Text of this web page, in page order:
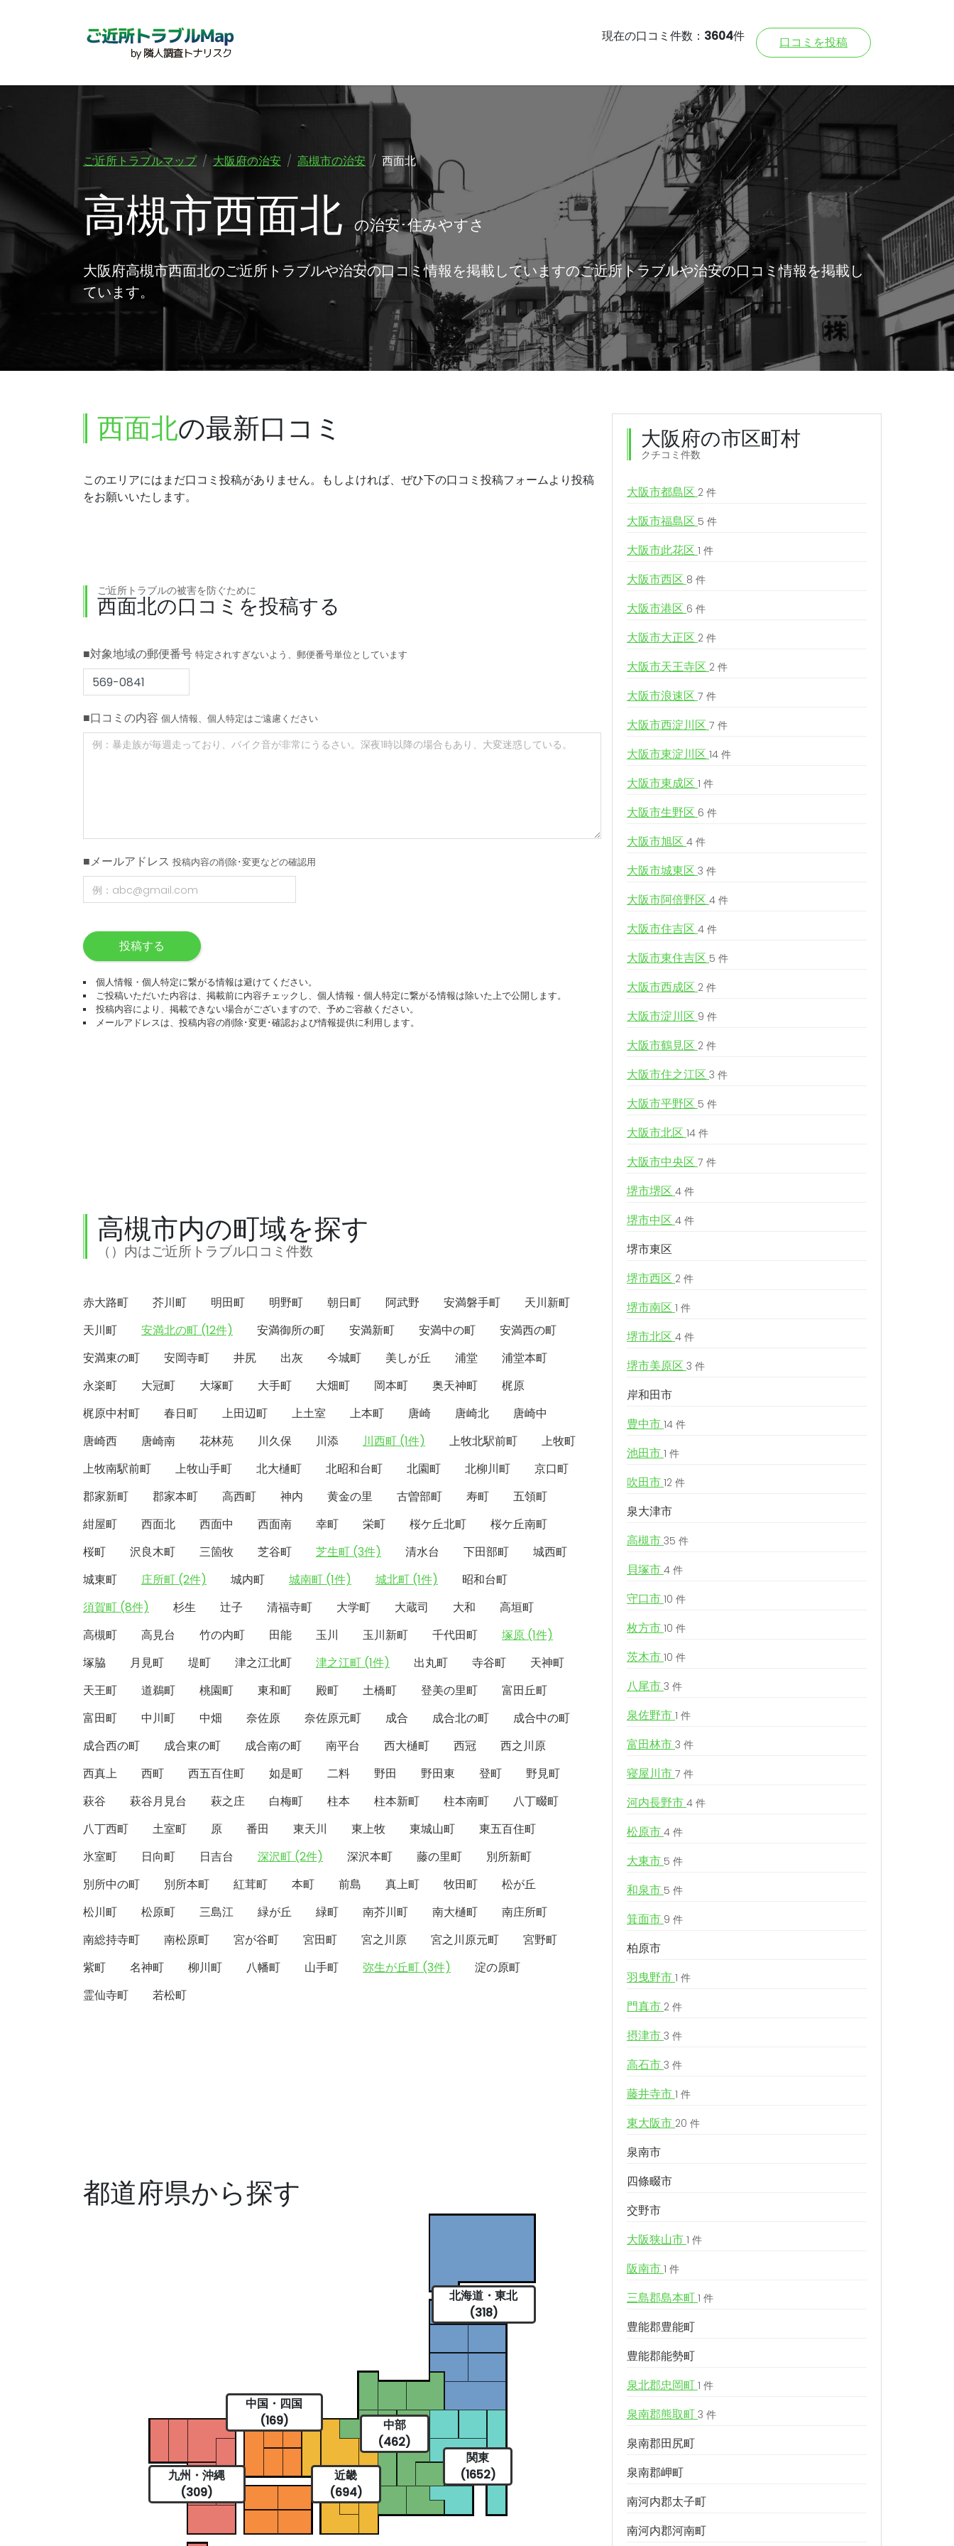
現在の口コミ件数： 3604件 口コミを投稿
ご近所トラブルマップ 大阪府の治安 高槻市の治安 西面北
高槻市西面北 の治安･住みやすさ
大阪府高槻市西面北のご近所トラブルや治安の口コミ情報を掲載していますのご近所トラブルや治安の口コミ情報を掲載し
ています。
西面北の最新口コミ
このエリアにはまだ口コミ投稿がありません。もしよければ、ぜひ下の口コミ投稿フォームより投稿
をお願いいたします。
ご近所トラブルの被害を防ぐために
西面北の口コミを投稿する
■対象地域の郵便番号 特定されすぎないよう、郵便番号単位としています
■口コミの内容 個人情報、個人特定はご遠慮ください
■メールアドレス 投稿内容の削除･変更などの確認用
投稿する
個人情報・個人特定に繋がる情報は避けてください。
ご投稿いただいた内容は、掲載前に内容チェックし、個人情報・個人特定に繋がる情報は除いた上で公開します。
投稿内容により、掲載できない場合がございますので、予めご容赦ください。
メールアドレスは、投稿内容の削除･変更･確認および情報提供に利用します。
高槻市内の町域を探す
（）内はご近所トラブル口コミ件数
赤大路町 芥川町 明田町 明野町 朝日町 阿武野 安満磐手町
天川新町
天川町
安満北の町 (12件) 安満御所の町 安満新町 安満中の町
安満西の町
安満東の町
安岡寺町 井尻 出灰 今城町 美しが丘 浦堂
浦堂本町
永楽町
大冠町 大塚町 大手町 大畑町 岡本町 奥天神町
梶原
梶原中村町
春日町 上田辺町 上土室 上本町 唐崎 唐崎北
唐崎中
唐崎西
唐崎南 花林苑 川久保 川添 川西町 (1件) 上牧北駅前町
上牧町
上牧南駅前町
上牧山手町 北大樋町 北昭和台町 北園町 北柳川町
京口町
郡家新町
郡家本町 高西町 神内 黄金の里 古曽部町 寿町
五領町
紺屋町
西面北 西面中 西面南 幸町 栄町 桜ケ丘北町
桜ケ丘南町
桜町
沢良木町 三箇牧 芝谷町 芝生町 (3件) 清水台 下田部町
城西町
城東町
庄所町 (2件) 城内町 城南町 (1件) 城北町 (1件)
昭和台町
須賀町 (8件)
杉生 辻子 清福寺町 大学町 大蔵司 大和
高垣町
高槻町
高見台 竹の内町 田能 玉川 玉川新町 千代田町
塚原 (1件)
塚脇
月見町 堤町 津之江北町 津之江町 (1件) 出丸町 寺谷町
天神町
天王町
道鵜町 桃園町 東和町 殿町 土橋町 登美の里町
富田丘町
富田町
中川町 中畑 奈佐原 奈佐原元町 成合 成合北の町
成合中の町
成合西の町
成合東の町 成合南の町 南平台 西大樋町 西冠
西之川原
西真上
西町 西五百住町 如是町 二料 野田 野田東 登町
野見町
萩谷
萩谷月見台 萩之庄 白梅町 柱本 柱本新町 柱本南町
八丁畷町
八丁西町
土室町 原 番田 東天川 東上牧 東城山町
東五百住町
氷室町
日向町 日吉台 深沢町 (2件) 深沢本町 藤の里町
別所新町
別所中の町
別所本町 紅茸町 本町 前島 真上町 牧田町
松が丘
松川町
松原町 三島江 緑が丘 緑町 南芥川町 南大樋町
南庄所町
南総持寺町
南松原町 宮が谷町 宮田町 宮之川原 宮之川原元町
宮野町
紫町
名神町 柳川町 八幡町 山手町 弥生が丘町 (3件)
淀の原町
霊仙寺町
若松町
都道府県から探す
北海道・東北
(318)
関東
(1652)
中部
(462)
近畿
(694)
中国・四国
(169)
九州・沖縄
(309)
大阪府の市区町村
クチコミ件数
大阪市都島区 2 件
大阪市福島区 5 件
大阪市此花区 1 件
大阪市西区 8 件
大阪市港区 6 件
大阪市大正区 2 件
大阪市天王寺区 2 件
大阪市浪速区 7 件
大阪市西淀川区 7 件
大阪市東淀川区 14 件
大阪市東成区 1 件
大阪市生野区 6 件
大阪市旭区 4 件
大阪市城東区 3 件
大阪市阿倍野区 4 件
大阪市住吉区 4 件
大阪市東住吉区 5 件
大阪市西成区 2 件
大阪市淀川区 9 件
大阪市鶴見区 2 件
大阪市住之江区 3 件
大阪市平野区 5 件
大阪市北区 14 件
大阪市中央区 7 件
堺市堺区 4 件
堺市中区 4 件
堺市東区
堺市西区 2 件
堺市南区 1 件
堺市北区 4 件
堺市美原区 3 件
岸和田市
豊中市 14 件
池田市 1 件
吹田市 12 件
泉大津市
高槻市 35 件
貝塚市 4 件
守口市 10 件
枚方市 10 件
茨木市 10 件
八尾市 3 件
泉佐野市 1 件
富田林市 3 件
寝屋川市 7 件
河内長野市 4 件
松原市 4 件
大東市 5 件
和泉市 5 件
箕面市 9 件
柏原市
羽曳野市 1 件
門真市 2 件
摂津市 3 件
高石市 3 件
藤井寺市 1 件
東大阪市 20 件
泉南市
四條畷市
交野市
大阪狭山市 1 件
阪南市 1 件
三島郡島本町 1 件
豊能郡豊能町
豊能郡能勢町
泉北郡忠岡町 1 件
泉南郡熊取町 3 件
泉南郡田尻町
泉南郡岬町
南河内郡太子町
南河内郡河南町